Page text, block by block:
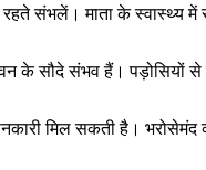
संभलें। माता के स्वास्थ्य
के सौदे संभव हैं। पड़ोसियों से
मिल सकती है।